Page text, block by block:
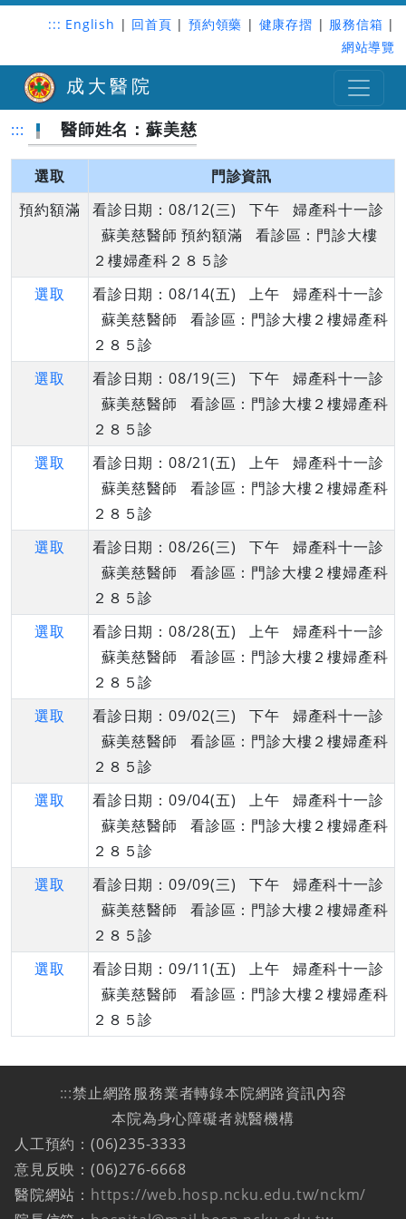
::: English | 回首頁 | 預約領藥 | 健康存摺 | 服務信箱 |
網站導覽
成大醫院
::: 醫師姓名：蘇美慈
選取
門診資訊
預約額滿
看診日期：08/12(三) 下午 婦產科十一診
蘇美慈醫師 預約額滿 看診區：門診大樓
２樓婦產科２８５診
選取
看診日期：08/14(五) 上午 婦產科十一診
蘇美慈醫師 看診區：門診大樓２樓婦產科
２８５診
選取
看診日期：08/19(三) 下午 婦產科十一診
蘇美慈醫師 看診區：門診大樓２樓婦產科
２８５診
選取
看診日期：08/21(五) 上午 婦產科十一診
蘇美慈醫師 看診區：門診大樓２樓婦產科
２８５診
選取
看診日期：08/26(三) 下午 婦產科十一診
蘇美慈醫師 看診區：門診大樓２樓婦產科
２８５診
選取
看診日期：08/28(五) 上午 婦產科十一診
蘇美慈醫師 看診區：門診大樓２樓婦產科
２８５診
選取
看診日期：09/02(三) 下午 婦產科十一診
蘇美慈醫師 看診區：門診大樓２樓婦產科
２８５診
選取
看診日期：09/04(五) 上午 婦產科十一診
蘇美慈醫師 看診區：門診大樓２樓婦產科
２８５診
選取
看診日期：09/09(三) 下午 婦產科十一診
蘇美慈醫師 看診區：門診大樓２樓婦產科
２８５診
選取
看診日期：09/11(五) 上午 婦產科十一診
蘇美慈醫師 看診區：門診大樓２樓婦產科
２８５診
:::禁止網路服務業者轉錄本院網路資訊內容
本院為身心障礙者就醫機構
人工預約：(06)235-3333
意見反映：(06)276-6668
醫院網站： https://web.hosp.ncku.edu.tw/nckm/